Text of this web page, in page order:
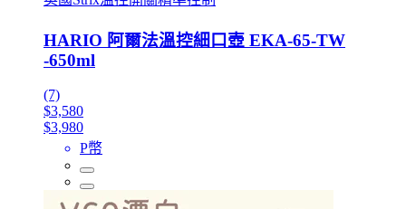
HARIO 阿爾法溫控細口壺 EKA-65-TW
-650ml
(7)
$3,580
$3,980
P幣